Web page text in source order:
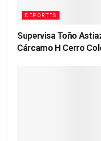
DEPORTES
Supervisa Toño
Cárcamo H Cerro